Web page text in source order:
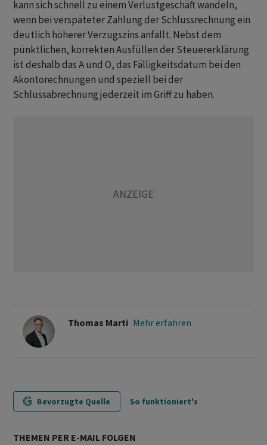
kann sich schnell zu einem Verlustgeschäft wandeln,
wenn bei verspäteter Zahlung der Schlussrechnung ein
deutlich höherer Verzugszins anfällt. Nebst dem
pünktlichen, korrekten Ausfüllen der Steuererklärung
ist deshalb das A und O, das Fälligkeitsdatum bei den
Akontorechnungen und speziell bei der
Schlussabrechnung jederzeit im Griff zu haben.
Thomas Marti Mehr erfahren
Bevorzugte Quelle So funktioniert's
THEMEN PER E-MAIL FOLGEN